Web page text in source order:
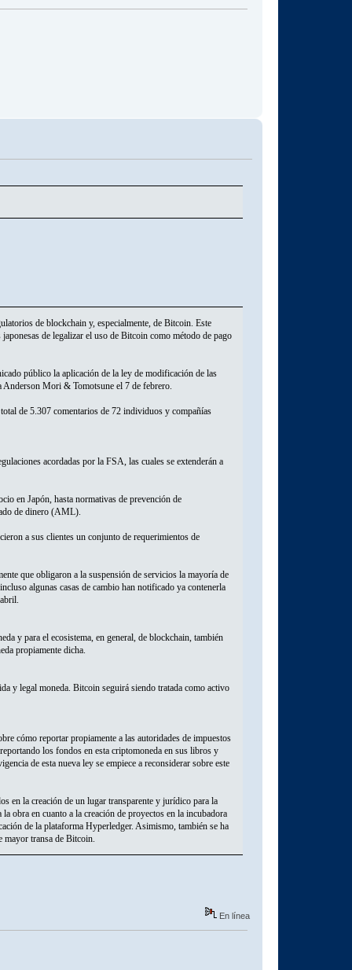
de blockchain y, especialmente, de Bitcoin. Este
de legalizar el uso de Bitcoin como método de pago
público la aplicación de la ley de modificación de las
Anderson Mori & Tomotsune el 7 de febrero.
de 5.307 comentarios de 72 individuos y compañías
acordadas por la FSA, las cuales se extenderán a
en Japón, hasta normativas de prevención de
de dinero (AML).
a sus clientes un conjunto de requerimientos de
que obligaron a la suspensión de servicios la mayoría de
algunas casas de cambio han notificado ya contenerla
y para el ecosistema, en general, de blockchain, también
propiamente dicha.
y legal moneda. Bitcoin seguirá siendo tratada como activo
cómo reportar propiamente a las autoridades de impuestos
los fondos en esta criptomoneda en sus libros y
de esta nueva ley se empiece a reconsiderar sobre este
en la creación de un lugar transparente y jurídico para la
obra en cuanto a la creación de proyectos en la incubadora
de la plataforma Hyperledger. Asimismo, también se ha
mayor transa de Bitcoin.
En línea